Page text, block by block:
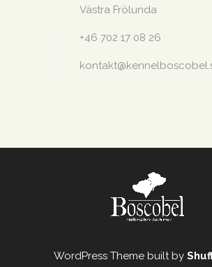
Västra Frölunda
+46 702 17 08 26
WordPress Theme built by